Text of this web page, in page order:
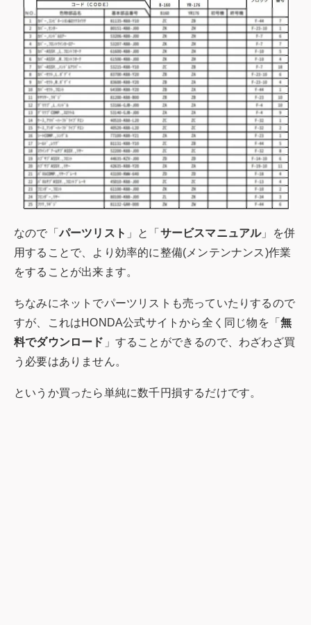
なので「パーツリスト 」と「 サービスマニュアル」を併
用することで、より効率的に整備(メンテンナンス)作業
をすることが出来ます。
ちなみにネットでパーツリストも売っていたりするので
すが、これはHONDA公式サイトから全く同じ物を「無
料でダウンロード 」することができるので、わざわざ買
う必要はありません。
というか買ったら単純に数千円損するだけです。